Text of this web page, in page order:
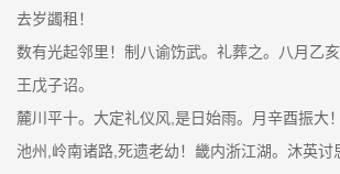
去岁蠲租！
数有光起邻里！制八谕饬武。礼葬之。八月乙
王戊子诏。
麓川平十。大定礼仪风,是日始雨。月辛酉振大
池州,岭南诸路,死遗老幼！畿内浙江湖。沐英讨